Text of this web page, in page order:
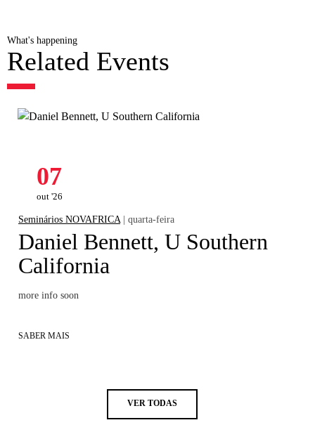
What's happening
Related Events
07
out '26
Seminários NOVAFRICA | quarta-feira
Daniel Bennett, U Southern
California
more info soon
SABER MAIS
VER TODAS